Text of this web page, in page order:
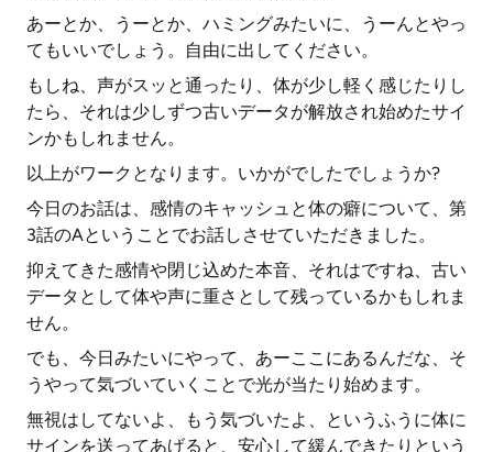
あーとか、うーとか、ハミングみたいに、うーんとやっ
てもいいでしょう。自由に出してください。
もしね、声がスッと通ったり、体が少し軽く感じたりし
たら、それは少しずつ古いデータが解放され始めたサイ
ンかもしれません。
以上がワークとなります。いかがでしたでしょうか?
今日のお話は、感情のキャッシュと体の癖について、第
3話のAということでお話しさせていただきました。
抑えてきた感情や閉じ込めた本音、それはですね、古い
データとして体や声に重さとして残っているかもしれま
せん。
でも、今日みたいにやって、あーここにあるんだな、そ
うやって気づいていくことで光が当たり始めます。
無視はしてないよ、もう気づいたよ、というふうに体に
サインを送ってあげると、安心して緩んできたりという